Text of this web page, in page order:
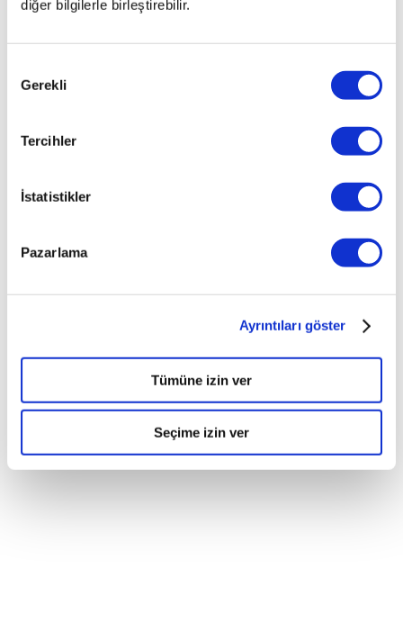
diğer bilgilerle birleştirebilir.
Seçimi
Gerekli
Tercihler
İstatistikler
Pazarlama
Ayrıntıları göster
Tümüne izin ver
Seçime izin ver